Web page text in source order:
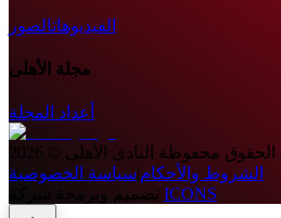
الفيديوهاتالصور
مجلة الأهلى
أعداد المجلة
الحقوق محفوظة النادى الأهلى ©
2026
الشروط والأحكام|سياسة الخصوصية
تصميم وبرمجة شركة ICONS